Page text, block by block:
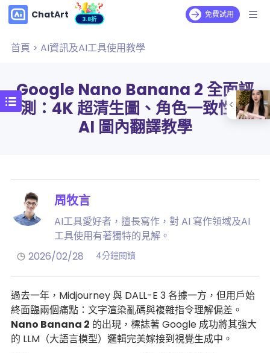
ChatArt 3.8折 免費試用
首頁 > AI資訊及AI工具使用教學
Google Nano Banana 2 全面評
測：4K 超清生圖、角色一致性與
AI 圖內翻譯教學
周牧言
AI工具愛好者，擅長寫作，對 AI 寫作領域及AI
工具使用有著獨特的見解。
2026/02/28
4分鐘閱讀
過去一年，Midjourney 與 DALL-E 3 各據一方，但用戶始
終面臨兩個痛點：文字渲染亂碼與複雜指令理解偏差。
Nano Banana 2 的出現，標誌著 Google 成功將其強大
的 LLM（大語言模型）邏輯完美嫁接到視覺生成中。